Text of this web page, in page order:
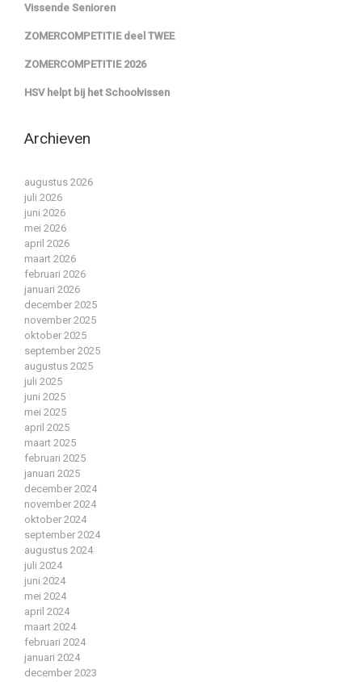
Vissende Senioren
ZOMERCOMPETITIE deel TWEE
ZOMERCOMPETITIE 2026
HSV helpt bij het Schoolvissen
Archieven
augustus 2026
juli 2026
juni 2026
mei 2026
april 2026
maart 2026
februari 2026
januari 2026
december 2025
november 2025
oktober 2025
september 2025
augustus 2025
juli 2025
juni 2025
mei 2025
april 2025
maart 2025
februari 2025
januari 2025
december 2024
november 2024
oktober 2024
september 2024
augustus 2024
juli 2024
juni 2024
mei 2024
april 2024
maart 2024
februari 2024
januari 2024
december 2023